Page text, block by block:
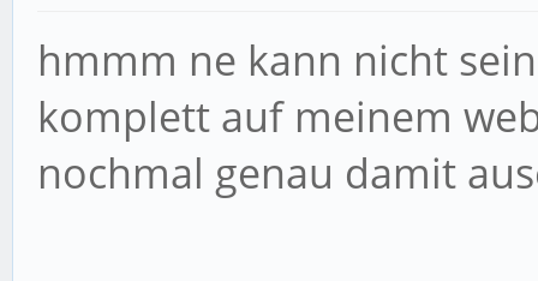
hmmm ne kann nicht
komplett auf meinem
nochmal genau damit